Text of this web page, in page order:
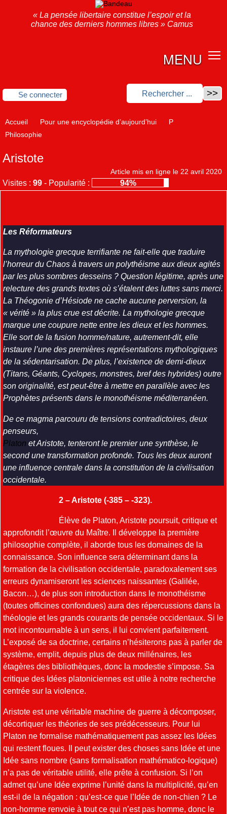
« La pensée libertaire constitue l’espoir et la
chance des derniers hommes libres » Camus
MENU
Se connecter
Accueil Pour une encyclopédie d’aujourd’hui
P
Philosophie
Aristote
Article mis en ligne le 22 avril 2020
Visites : 99 - Popularité : 94%
Les Réformateurs
La mythologie grecque terrifiante ne fait-elle que traduire
l’horreur du Chaos à travers un polythéisme aux dieux agités
par les plus sombres desseins ? Question légitime, après une
relecture des grands textes où s’étalent des luttes sans merci.
La Théogonie d’Hésiode ne cache aucune perversion, la
« vérité » la plus crue est décrite. La mythologie grecque
marque une coupure nette entre les dieux et les hommes.
Elle sort de la fusion homme/nature, autrement-dit, elle
instaure l’une des premières représentations mythologiques
de la sédentarisation. De plus, l’existence de demi-dieux
(Titans, Géants, Cyclopes, monstres, bref des hybrides) outre
son originalité, est peut-être à mettre en parallèle avec les
Prophètes présents dans le monothéisme méditerranéen.
De ce magma parcouru de tensions contradictoires, deux
penseurs,
Platon et Aristote, tenteront le premier une synthèse, le
second une transformation profonde. Tous les deux auront
une influence centrale dans la constitution de la civilisation
occidentale.
2 – Aristote (-385 – -323).
Élève de Platon, Aristote poursuit, critique et
approfondit l’œuvre du Maître. Il développe la première
philosophie complète, il aborde tous les domaines de la
connaissance. Son influence sera déterminant dans la
formation de la civilisation occidentale, paradoxalement ses
erreurs dynamiseront les sciences naissantes (Galilée,
Bacon…), de plus son introduction dans le monothéisme
(toutes officines confondues) aura des répercussions dans la
théologie et les grands courants de pensée occidentaux. Si le
mot incontournable à un sens, il lui convient parfaitement.
L’exposé de sa doctrine, certains n’hésiterons pas à parler de
système, emplit, depuis plus de deux millénaires, les
étagères des bibliothèques, donc la modestie s’impose. Sa
critique des Idées platoniciennes est utile à notre recherche
centrée sur la violence.
Aristote est une véritable machine de guerre à décomposer,
décortiquer les théories de ses prédécesseurs. Pour lui
Platon ne formalise mathématiquement pas assez les Idées
qui restent floues. Il peut exister des choses sans Idée et une
Idée sans nombre (sans formalisation mathématico-logique)
n’a pas de véritable utilité, elle prête à confusion. Si l’on
admet qu’une Idée exprime l’unité dans la multiplicité, qu’en
est-il de la négation : qu’est-ce que l’Idée de non-chien ? Le
non-homme renvoie à tout ce qui n’est pas homme, donc le